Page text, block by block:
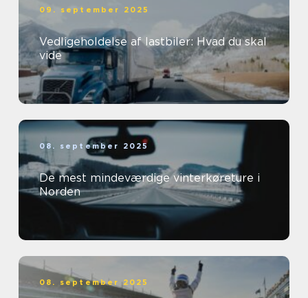
09. september 2025
Vedligeholdelse af lastbiler: Hvad du skal
vide
08. september 2025
De mest mindeværdige vinterkøreture i
Norden
08. september 2025